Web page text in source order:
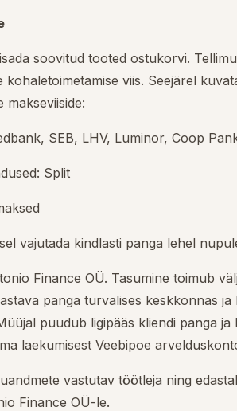
soovitud tooted ostukorvi.
kohaletoimetamise viis. Seejärel
makseviiside:
SEB, LHV, Luminor, Coop
Split
vajutada kindlasti panga lehel
Finance OÜ. Tasumine toimub
panga turvalises keskkonnas
puudub ligipääs kliendi panga
laekumisest Veebipoe
vastutav töötleja ning
Finance OÜ-le.